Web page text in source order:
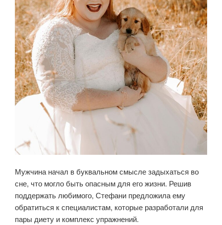
Мужчина начал в буквальном смысле задыхаться во
сне, что могло быть опасным для его жизни. Решив
поддержать любимого, Стефани предложила ему
обратиться к специалистам, которые разработали для
пары диету и комплекс упражнений.